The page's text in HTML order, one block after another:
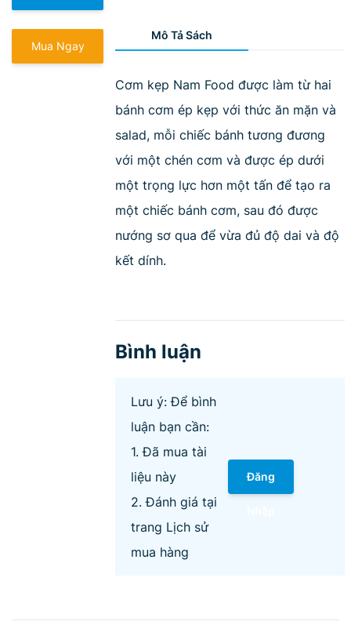
Mua Ngay
Mô Tả Sách
Cơm kẹp Nam Food được làm từ hai
bánh cơm ép kẹp với thức ăn mặn và
salad, mỗi chiếc bánh tương đương
với một chén cơm và được ép dưới
một trọng lực hơn một tấn để tạo ra
một chiếc bánh cơm, sau đó được
nướng sơ qua để vừa đủ độ dai và độ
kết dính.
Bình luận
Lưu ý: Để bình
luận bạn cần:
1. Đã mua tài
liệu này
2. Đánh giá tại
trang Lịch sử
mua hàng
Đăng